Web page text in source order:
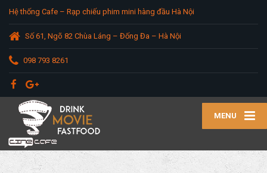
Hệ thống Cafe – Rạp chiếu phim mini hàng đầu Hà Nội
Số 61, Ngõ 82 Chùa Láng – Đống Đa – Hà Nội
098 793 8261
MENU